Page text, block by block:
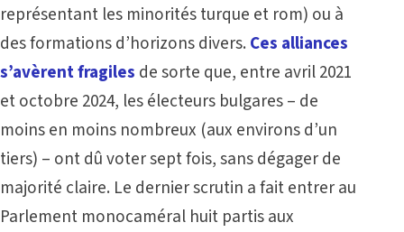
représentant les minorités turque et rom) ou à
des formations d’horizons divers. Ces alliances
s’avèrent fragiles de sorte que, entre avril 2021
et octobre 2024, les électeurs bulgares – de
moins en moins nombreux (aux environs d’un
tiers) – ont dû voter sept fois, sans dégager de
majorité claire. Le dernier scrutin a fait entrer au
Parlement monocaméral huit partis aux